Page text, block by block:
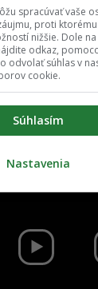
Cenník
spracúvať vaše
proti
nižšie. Dole
odkaz,
odvolať súhlas v
cookie.
Súhlasím
Nastavenia